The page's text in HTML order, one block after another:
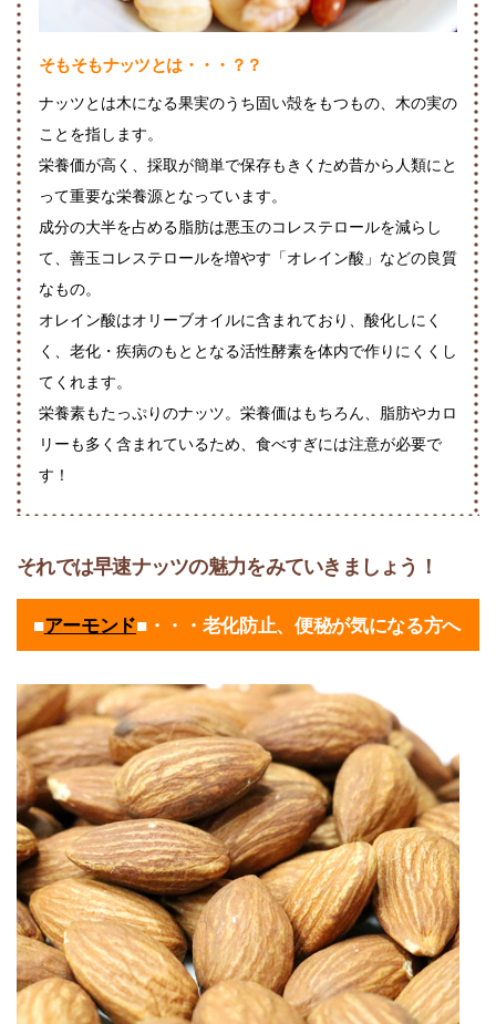
そもそもナッツとは・・・？？
ナッツとは木になる果実のうち固い殻をもつもの、木の実の
ことを指します。
栄養価が高く、採取が簡単で保存もきくため昔から人類にと
って重要な栄養源となっています。
成分の大半を占める脂肪は悪玉のコレステロールを減らし
て、善玉コレステロールを増やす「オレイン酸」などの良質
なもの。
オレイン酸はオリーブオイルに含まれており、酸化しにく
く、老化・疾病のもととなる活性酵素を体内で作りにくくし
てくれます。
栄養素もたっぷりのナッツ。栄養価はもちろん、脂肪やカロ
リーも多く含まれているため、食べすぎには注意が必要で
す！
それでは早速ナッツの魅力をみていきましょう！
■アーモンド■・・・老化防止、便秘が気になる方へ